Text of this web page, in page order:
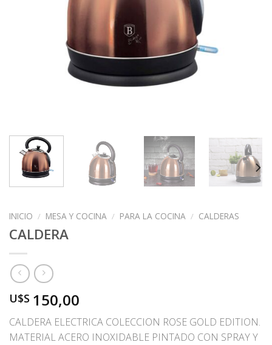
INICIO / MESA Y COCINA / PARA LA COCINA / CALDERAS
CALDERA
U$S 150,00
CALDERA ELECTRICA COLECCION ROSE GOLD EDITION.
MATERIAL ACERO INOXIDABLE PINTADO CON SPRAY Y